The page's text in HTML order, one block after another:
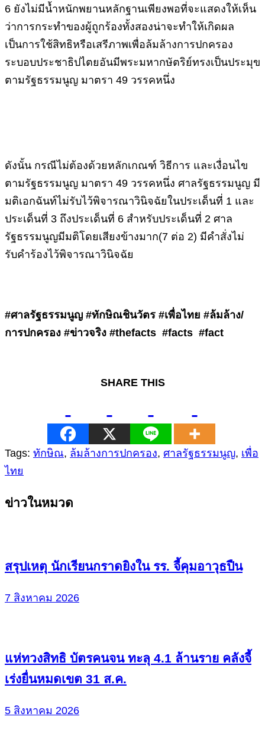
6 ยังไม่มีน้ำหนักพยานหลักฐานเพียงพอที่จะแสดงให้เห็น
ว่าการกระทำของผู้ถูกร้องทั้งสองน่าจะทำให้เกิดผล
เป็นการใช้สิทธิหรือเสรีภาพเพื่อล้มล้างการปกครอง
ระบอบประชาธิปไตยอันมีพระมหากษัตริย์ทรงเป็นประมุข
ตามรัฐธรรมนูญ มาตรา 49 วรรคหนึ่ง
ดังนั้น กรณีไม่ต้องด้วยหลักเกณฑ์ วิธีการ และเงื่อนไข
ตามรัฐธรรมนูญ มาตรา 49 วรรคหนึ่ง ศาลรัฐธรรมนูญ มี
มติเอกฉันท์ไม่รับไว้พิจารณาวินิจฉัยในประเด็นที่ 1 และ
ประเด็นที่ 3 ถึงประเด็นที่ 6 สำหรับประเด็นที่ 2 ศาล
รัฐธรรมนูญมีมติโดยเสียงข้างมาก(7 ต่อ 2) มีคำสั่งไม่
รับคำร้องไว้พิจารณาวินิจฉัย
#ศาลรัฐธรรมนูญ #ทักษิณชินวัตร #เพื่อไทย #ล้มล้าง/
การปกครอง #ข่าวจริง #thefacts #facts #fact
SHARE THIS
Tags: ทักษิณ, ล้มล้างการปกครอง, ศาลรัฐธรรมนูญ, เพื่อ
ไทย
Continue
ข่าวในหมวด
สรุปเหตุ นักเรียนกราดยิงใน รร. จี้คุมอาวุธปืน
7 สิงหาคม 2026
แห่ทวงสิทธิ บัตรคนจน ทะลุ 4.1 ล้านราย คลังจี้
เร่งยื่นหมดเขต 31 ส.ค.
5 สิงหาคม 2026